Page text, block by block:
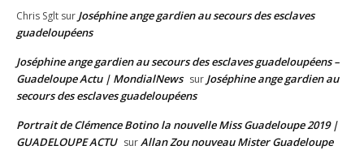
Chris Sglt sur Joséphine ange gardien au secours des esclaves
guadeloupéens
Joséphine ange gardien au secours des esclaves guadeloupéens –
Guadeloupe Actu | MondialNews sur Joséphine ange gardien au
secours des esclaves guadeloupéens
Portrait de Clémence Botino la nouvelle Miss Guadeloupe 2019 |
GUADELOUPE ACTU surAllan Zou nouveau Mister Guadeloupe